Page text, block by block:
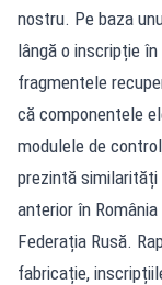
nostru. Pe baza
lângă o inscripție
fragmentele
că componentele
modulele de
prezintă similarități
anterior în
Federația Rusă.
fabricație,